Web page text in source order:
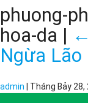
phuong-
hoa-da | ←
Ngừa Lão
admin | Tháng Bảy 28,